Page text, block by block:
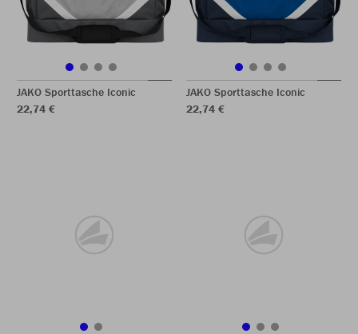
JAKO Sporttasche Iconic
22,74 €
JAKO Sporttasche Iconic
22,74 €